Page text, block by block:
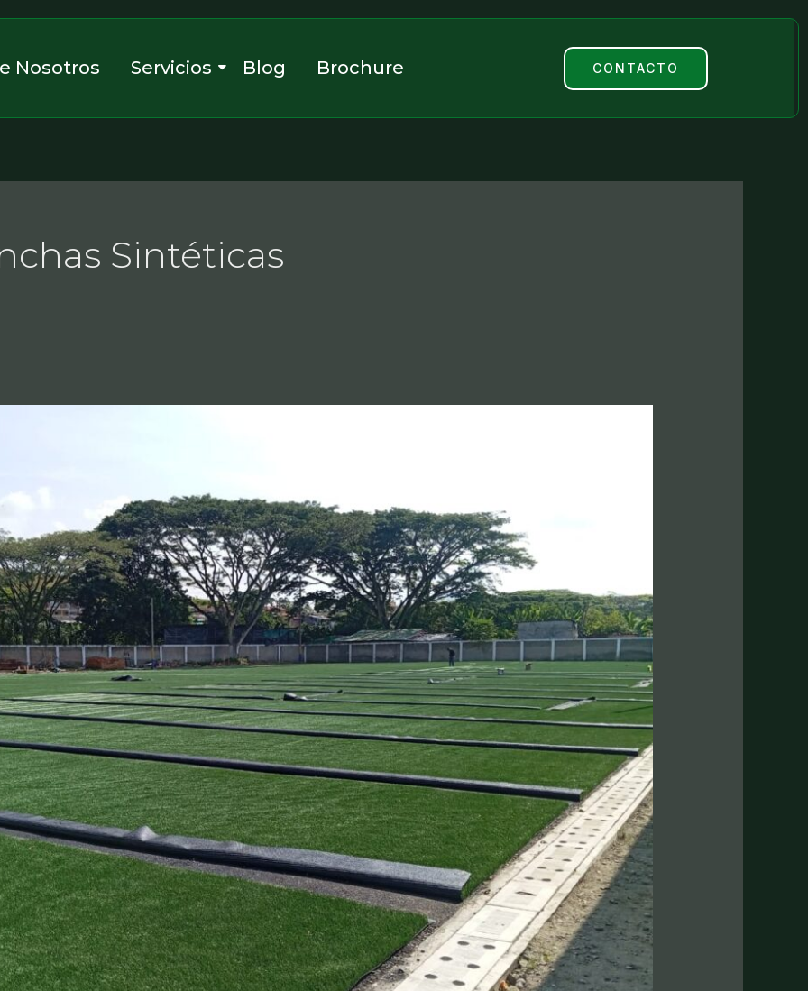
Nosotros Servicios Blog Brochure CONTACTO
Sintéticas